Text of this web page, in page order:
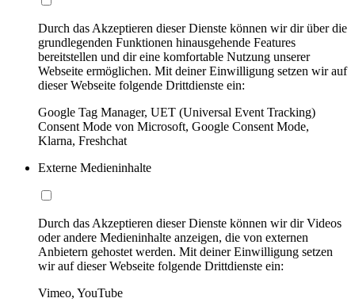
Durch das Akzeptieren dieser Dienste können wir dir über die
grundlegenden Funktionen hinausgehende Features
bereitstellen und dir eine komfortable Nutzung unserer
Webseite ermöglichen. Mit deiner Einwilligung setzen wir auf
dieser Webseite folgende Drittdienste ein:
Google Tag Manager, UET (Universal Event Tracking)
Consent Mode von Microsoft, Google Consent Mode,
Klarna, Freshchat
Externe Medieninhalte
Durch das Akzeptieren dieser Dienste können wir dir Videos
oder andere Medieninhalte anzeigen, die von externen
Anbietern gehostet werden. Mit deiner Einwilligung setzen
wir auf dieser Webseite folgende Drittdienste ein:
Vimeo, YouTube